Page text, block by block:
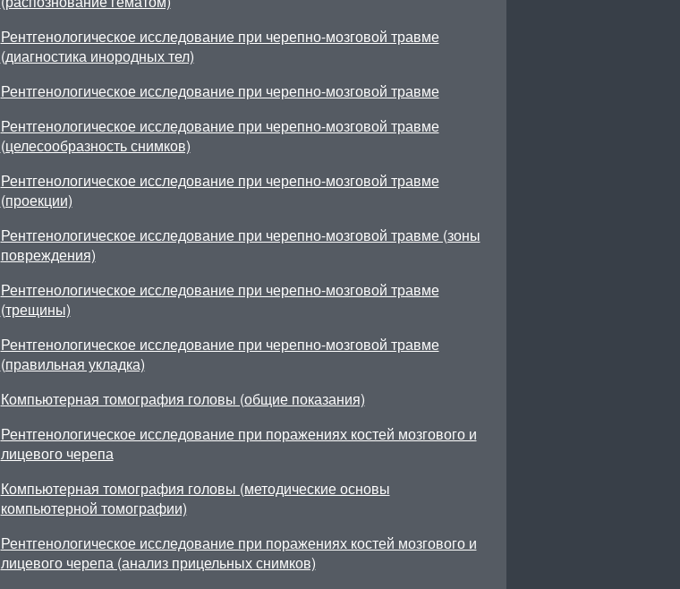
Рентгенологическое исследование при черепно-мозговой травме
(диагностика инородных тел)
Рентгенологическое исследование при черепно-мозговой травме
Рентгенологическое исследование при черепно-мозговой травме
(целесообразность снимков)
Рентгенологическое исследование при черепно-мозговой травме
(проекции)
Рентгенологическое исследование при черепно-мозговой травме (зоны
повреждения)
Рентгенологическое исследование при черепно-мозговой травме
(трещины)
Рентгенологическое исследование при черепно-мозговой травме
(правильная укладка)
Компьютерная томография головы (общие показания)
Рентгенологическое исследование при поражениях костей мозгового и
лицевого черепа
Компьютерная томография головы (методические основы
компьютерной томографии)
Рентгенологическое исследование при поражениях костей мозгового и
лицевого черепа (анализ прицельных снимков)